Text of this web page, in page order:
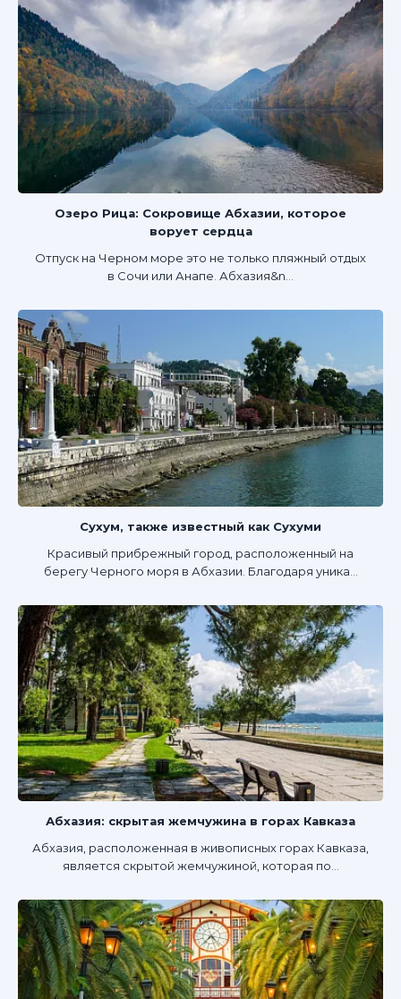
Озеро Рица: Сокровище Абхазии, которое
ворует сердца
Отпуск на Черном море это не только пляжный отдых
в Сочи или Анапе. Абхазия&n...
Сухум, также известный как Сухуми
Красивый прибрежный город, расположенный на
берегу Черного моря в Абхазии. Благодаря уника...
Абхазия: скрытая жемчужина в горах Кавказа
Абхазия, расположенная в живописных горах Кавказа,
является скрытой жемчужиной, которая по...